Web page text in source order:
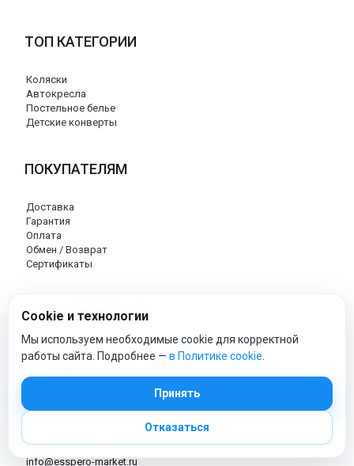
ТОП КАТЕГОРИИ
Коляски
Автокресла
Постельное белье
Детские конверты
ПОКУПАТЕЛЯМ
Доставка
Гарантия
Оплата
Обмен / Возврат
Сертификаты
СОТРУДНИЧЕСТВО
Оптовый отдел
Поставщикам
КОНТАКТЫ
8 (800) 707-76-34
info@esspero-market.ru
Cookie и технологии
Мы используем необходимые cookie для корректной
работы сайта. Подробнее — в Политике cookie
Принять
Отказаться